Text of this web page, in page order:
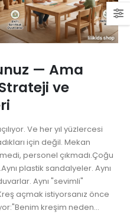
— Ama
ve
Ve her yıl yüzlercesi
için değil. Mekan
personel çıkmadı.Çoğu
plastik sandalyeler. Aynı
Aynı "sevimli"
açmak istiyorsanız önce
kreşim neden...